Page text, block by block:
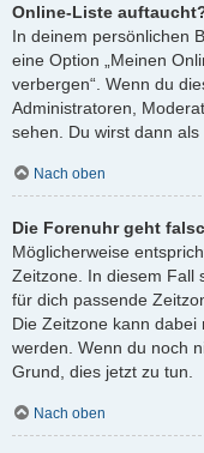
Online-Liste
In deinem persönlichen
eine Option „Meinen
verbergen“. Wenn du
Administratoren,
sehen. Du wirst dann
Nach oben
Die Forenuhr geht
Möglicherweise
Zeitzone. In diesem Fall
für dich passende
Die Zeitzone kann
werden. Wenn du noch
Grund, dies jetzt zu tun.
Nach oben